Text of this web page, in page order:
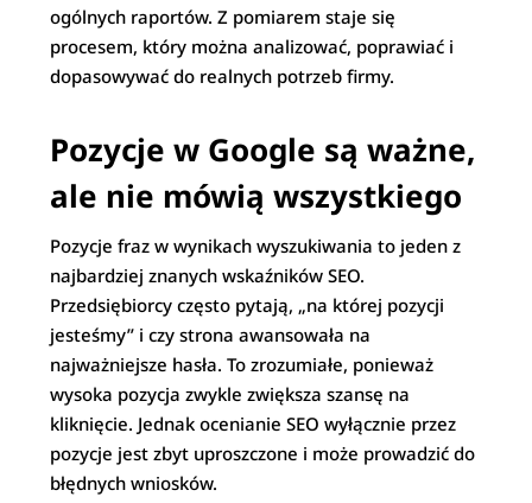
ogólnych raportów. Z pomiarem staje się
procesem, który można analizować, poprawiać i
dopasowywać do realnych potrzeb firmy.
Pozycje w Google są ważne,
ale nie mówią wszystkiego
Pozycje fraz w wynikach wyszukiwania to jeden z
najbardziej znanych wskaźników SEO.
Przedsiębiorcy często pytają, „na której pozycji
jesteśmy” i czy strona awansowała na
najważniejsze hasła. To zrozumiałe, ponieważ
wysoka pozycja zwykle zwiększa szansę na
kliknięcie. Jednak ocenianie SEO wyłącznie przez
pozycje jest zbyt uproszczone i może prowadzić do
błędnych wniosków.